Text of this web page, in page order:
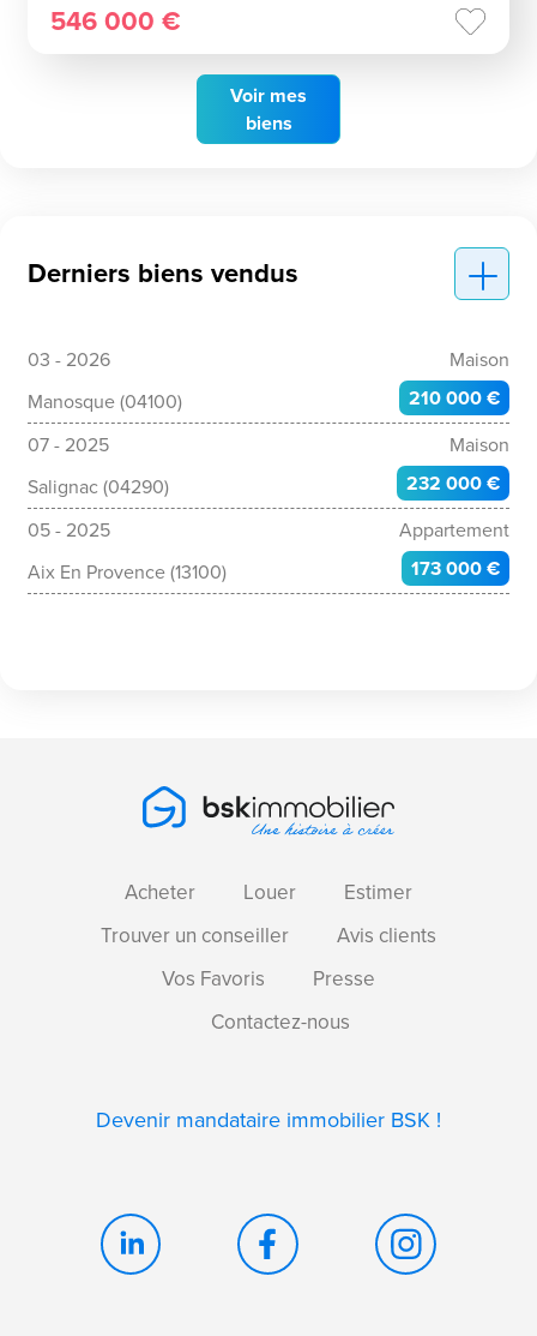
Voir mes
biens
546 000 €
Derniers biens vendus
03 - 2026
Maison
Manosque (04100)
210 000 €
07 - 2025
Maison
Salignac (04290)
232 000 €
05 - 2025
Appartement
Aix En Provence (13100)
173 000 €
Acheter Louer
Estimer
Trouver un conseiller
Avis clients
Vos Favoris
Presse
Contactez-nous
Devenir mandataire immobilier BSK !